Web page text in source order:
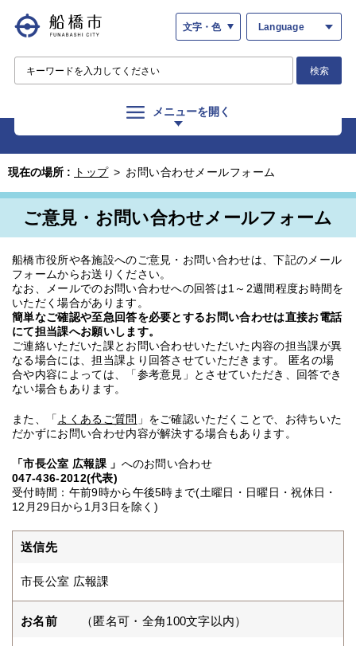
文字・色 Language
検索
メニューを開く
現在の場所 : トップ > お問い合わせメールフォーム
ご意見・お問い合わせメールフォーム
船橋市役所や各施設へのご意見・お問い合わせは、下記のメール
フォームからお送りください。
なお、メールでのお問い合わせへの回答は1～2週間程度お時間を
いただく場合があります。
簡単なご確認や至急回答を必要とするお問い合わせは直接お電話
にて担当課へお願いします。
ご連絡いただいた課とお問い合わせいただいた内容の担当課が異
なる場合には、担当課より回答させていただきます。 匿名の場
合や内容によっては、「参考意見」とさせていただき、回答でき
ない場合もあります。
また、「 よくあるご質問 」をご確認いただくことで、お待ちいた
だかずにお問い合わせ内容が解決する場合もあります。
「市長公室 広報課 」 へのお問い合わせ
047-436-2012(代表)
受付時間：午前9時から午後5時まで(土曜日・日曜日・祝休日・
12月29日から1月3日を除く)
送信先
市長公室 広報課
お名前 （匿名可・全角100文字以内）